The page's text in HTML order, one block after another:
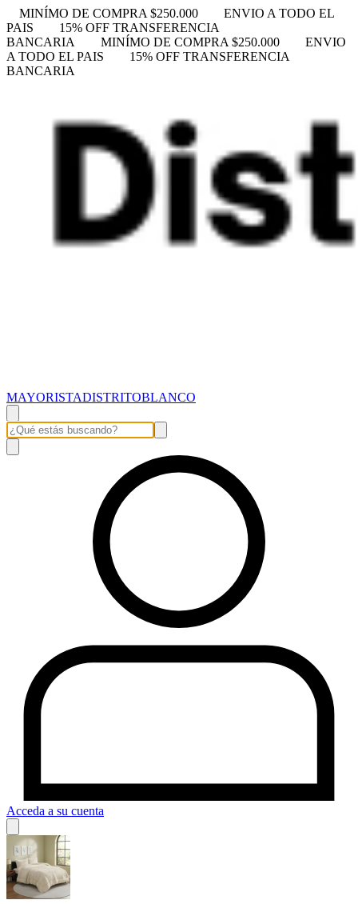
MINÍMO DE COMPRA $250.000
ENVIO A TODO EL
PAIS
15% OFF TRANSFERENCIA
BANCARIA
MINÍMO DE COMPRA $250.000
ENVIO
A TODO EL PAIS
15% OFF TRANSFERENCIA
BANCARIA
MAYORISTADISTRITOBLANCO
Acceda a su cuenta